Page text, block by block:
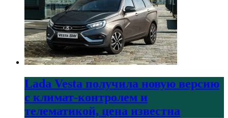
Lada Vesta получила новую версию
с климат-контролем и
телематикой, цена известна